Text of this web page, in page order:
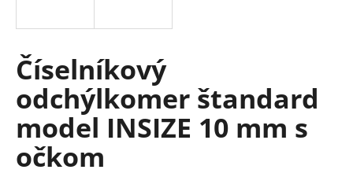
Číselníkový
odchýlkomer štandard
model INSIZE 10 mm s
očkom
s
ť
?